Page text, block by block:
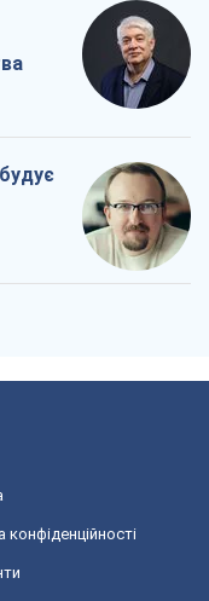
конфіденційності